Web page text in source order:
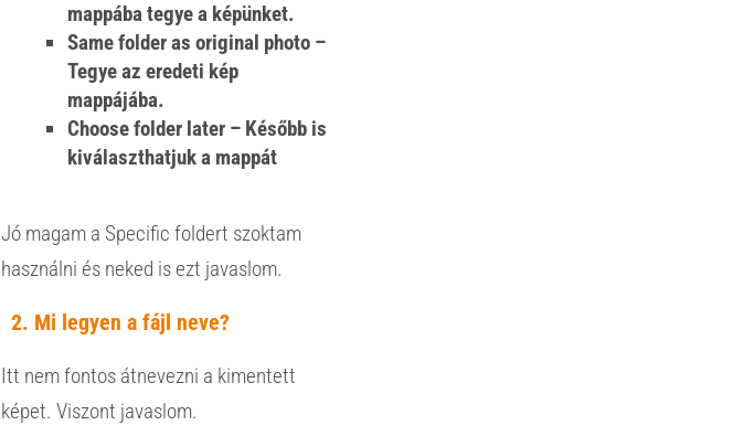
mappába tegye a képünket.
Same folder as original photo –
Tegye az eredeti kép
mappájába.
Choose folder later – Később is
kiválaszthatjuk a mappát
Jó magam a Specific foldert szoktam
használni és neked is ezt javaslom.
Mi legyen a fájl neve?
Itt nem fontos átnevezni a kimentett
képet. Viszont javaslom.